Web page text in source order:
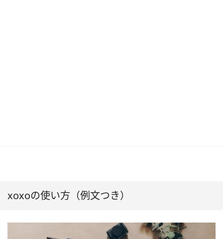
xoxoの使い方（例文つき）